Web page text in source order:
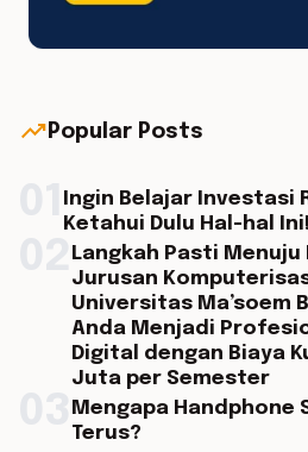
trending_up Popular Posts
Ingin Belajar Investasi
Ketahui Dulu Hal-hal Ini!
Langkah Pasti Menuju
Jurusan
Universitas Ma’soem
Anda Menjadi
Digital dengan Biaya
Juta per Semester
Mengapa Handphone
Terus?